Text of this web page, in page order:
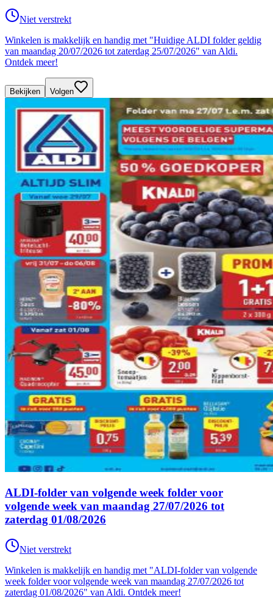
Niet verstrekt
Winkelen is makkelijk en handig met "Huidige ALDI folder geldig
van maandag 20/07/2026 tot zaterdag 25/07/2026" van Aldi.
Ontdek meer!
Bekijken Volgen
ALDI-folder van volgende week folder voor
volgende week van maandag 27/07/2026 tot
zaterdag 01/08/2026
Niet verstrekt
Winkelen is makkelijk en handig met "ALDI-folder van volgende
week folder voor volgende week van maandag 27/07/2026 tot
zaterdag 01/08/2026" van Aldi. Ontdek meer!